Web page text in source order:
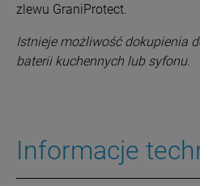
zlewu GraniProtect.
Istnieje możliwość dokupienia
baterii kuchennych lub syfonu.
Informacje